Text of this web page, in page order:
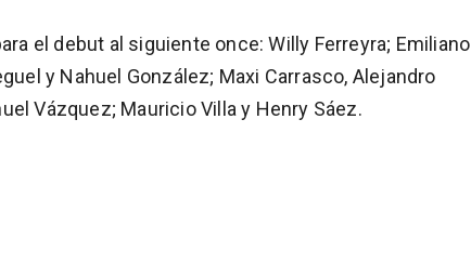
el debut al siguiente once: Willy Ferreyra; Emiliano
y Nahuel González; Maxi Carrasco, Alejandro
Vázquez; Mauricio Villa y Henry Sáez.